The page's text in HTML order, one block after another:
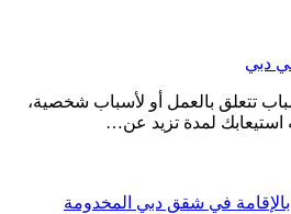
دبي
تتعلق بالعمل أو لأسباب شخصية،
استيعابك لمدة تزيد عن…
في شقق دبي المخدومة